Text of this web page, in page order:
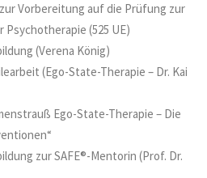
Vorbereitung auf die Prüfung zur
(525 UE)
(Verena König)
(Ego-State-Therapie – Dr. Kai
Ego-State-Therapie – Die
zur SAFE®-Mentorin (Prof. Dr.